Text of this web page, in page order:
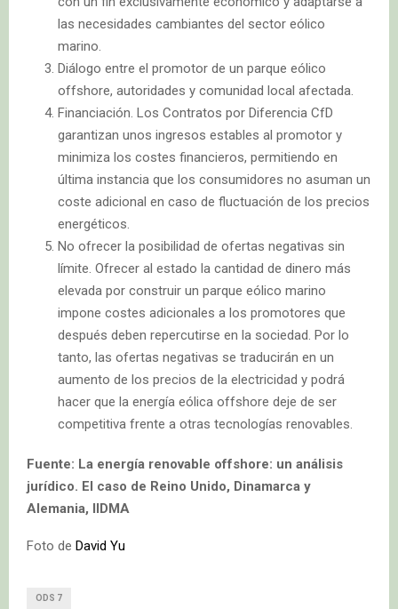
las necesidades cambiantes del sector eólico
marino.
Diálogo entre el promotor de un parque eólico
offshore, autoridades y comunidad local afectada.
Financiación. Los Contratos por Diferencia CfD
garantizan unos ingresos estables al promotor y
minimiza los costes financieros, permitiendo en
última instancia que los consumidores no asuman un
coste adicional en caso de fluctuación de los precios
energéticos.
No ofrecer la posibilidad de ofertas negativas sin
límite. Ofrecer al estado la cantidad de dinero más
elevada por construir un parque eólico marino
impone costes adicionales a los promotores que
después deben repercutirse en la sociedad. Por lo
tanto, las ofertas negativas se traducirán en un
aumento de los precios de la electricidad y podrá
hacer que la energía eólica offshore deje de ser
competitiva frente a otras tecnologías renovables.
Fuente: La energía renovable offshore: un análisis
jurídico. El caso de Reino Unido, Dinamarca y
Alemania, IIDMA
Foto de David Yu
ODS 7